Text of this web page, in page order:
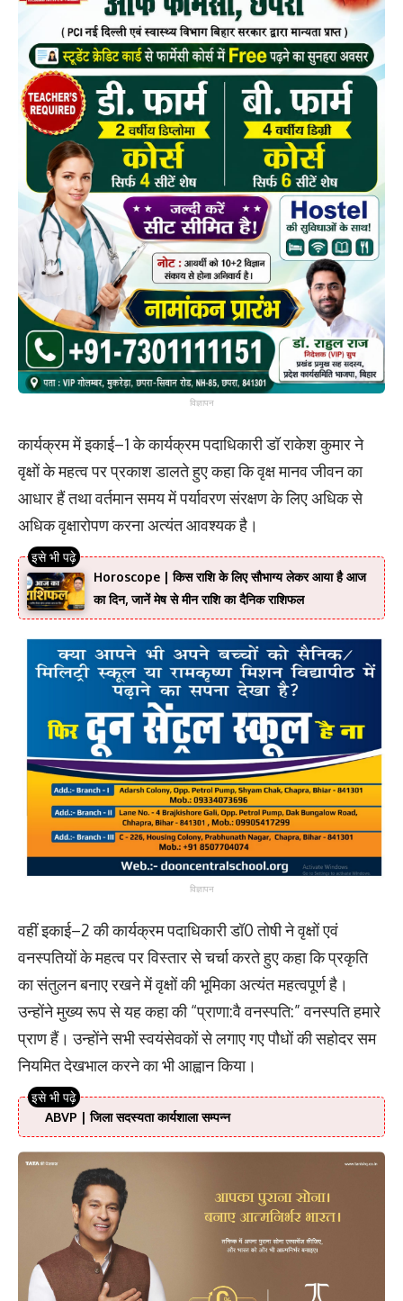
विज्ञापन
कार्यक्रम में इकाई–1 के कार्यक्रम पदाधिकारी डॉ राकेश कुमार ने
वृक्षों के महत्व पर प्रकाश डालते हुए कहा कि वृक्ष मानव जीवन का
आधार हैं तथा वर्तमान समय में पर्यावरण संरक्षण के लिए अधिक से
अधिक वृक्षारोपण करना अत्यंत आवश्यक है।
Horoscope | किस राशि के लिए सौभाग्य लेकर आया है आज
का दिन, जानें मेष से मीन राशि का दैनिक राशिफल
विज्ञापन
वहीं इकाई–2 की कार्यक्रम पदाधिकारी डॉ0 तोषी ने वृक्षों एवं
वनस्पतियों के महत्व पर विस्तार से चर्चा करते हुए कहा कि प्रकृति
का संतुलन बनाए रखने में वृक्षों की भूमिका अत्यंत महत्वपूर्ण है।
उन्होंने मुख्य रूप से यह कहा की “प्राणा:वै वनस्पति:” वनस्पति हमारे
प्राण हैं। उन्होंने सभी स्वयंसेवकों से लगाए गए पौधों की सहोदर सम
नियमित देखभाल करने का भी आह्वान किया।
ABVP | जिला सदस्यता कार्यशाला सम्पन्न